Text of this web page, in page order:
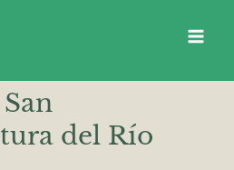
del Río